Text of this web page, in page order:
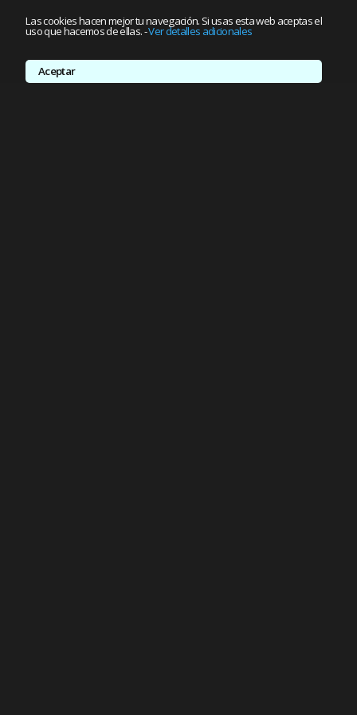
Las cookies hacen mejor tu navegación. Si usas esta web aceptas el
uso que hacemos de ellas.-Ver detalles adicionales
Aceptar